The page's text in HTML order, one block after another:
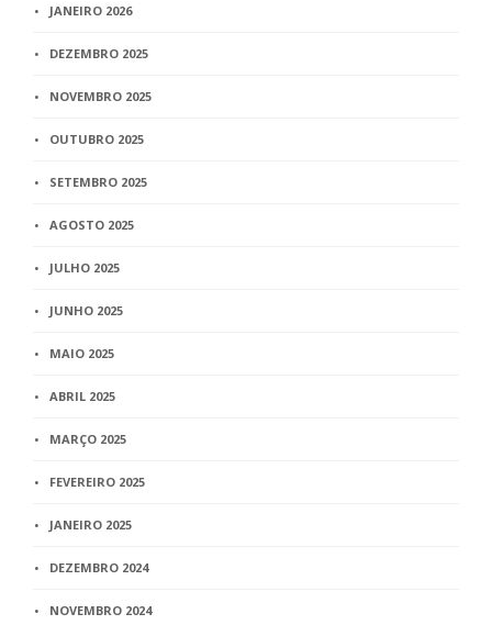
JANEIRO 2026
DEZEMBRO 2025
NOVEMBRO 2025
OUTUBRO 2025
SETEMBRO 2025
AGOSTO 2025
JULHO 2025
JUNHO 2025
MAIO 2025
ABRIL 2025
MARÇO 2025
FEVEREIRO 2025
JANEIRO 2025
DEZEMBRO 2024
NOVEMBRO 2024